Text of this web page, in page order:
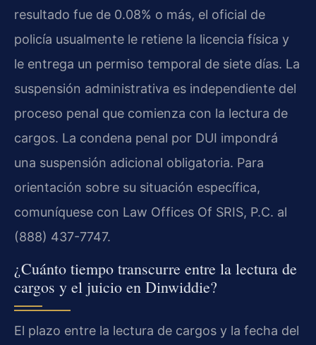
resultado fue de 0.08% o más, el oficial de
policía usualmente le retiene la licencia física y
le entrega un permiso temporal de siete días. La
suspensión administrativa es independiente del
proceso penal que comienza con la lectura de
cargos. La condena penal por DUI impondrá
una suspensión adicional obligatoria. Para
orientación sobre su situación específica,
comuníquese con Law Offices Of SRIS, P.C. al
(888) 437-7747.
¿Cuánto tiempo transcurre entre la lectura de
cargos y el juicio en Dinwiddie?
El plazo entre la lectura de cargos y la fecha del